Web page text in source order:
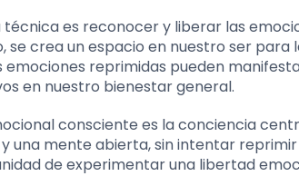
es reconocer y liberar las
se crea un espacio en nuestro ser
emociones reprimidas pueden
en nuestro bienestar general.
consciente es la conciencia
una mente abierta, sin intentar
de experimentar una libertad